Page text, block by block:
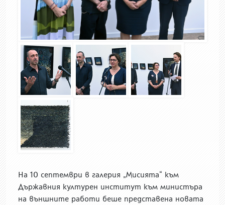
На 10 септември в галерия „Мисията“ към
Държавния културен институт към министъра
на външните работи беше представена новата